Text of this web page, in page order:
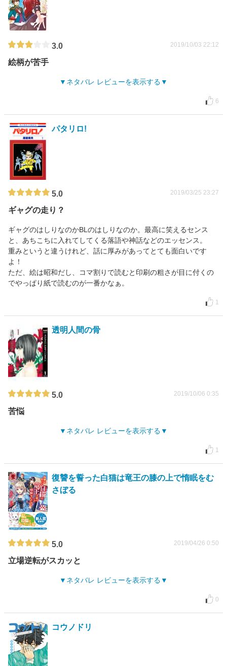
3.0 2019/10/03 22:12
絵柄が苦手
ネタバレ レビューを表示する
6
パタリロ!
5.0 2019/03/25 23:27
ギャグの走り？
ギャグのはしりなのかBLのはしりなのか。最高に笑えるセンス
と、あちこちに入れてしてくる落語や神話などのエッセンス。
重みというと違うけれど、話に厚みがあってとても面白いです
よ！
ただ、絵は昭和だし、コマ割りで読むと印刷の粗さが目に付くの
でやっぱり紙で読むのが一番かなぁ。
1
透明人間の骨
5.0 2019/10/06 0:35
苦悩
ネタバレ レビューを表示する
1
復讐を誓った白猫は竜王の膝の上で惰眠をむ
さぼる
5.0 2019/04/26 0:50
立場逆転がスカッと
ネタバレ レビューを表示する
0
コウノドリ